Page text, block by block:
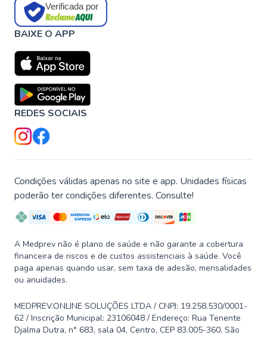
Verificada por
BAIXE O APP
REDES SOCIAIS
Condições válidas apenas no site e app. Unidades físicas
poderão ter condições diferentes. Consulte!
A Medprev não é plano de saúde e não garante a cobertura
financeira de riscos e de custos assistenciais à saúde. Você
paga apenas quando usar, sem taxa de adesão, mensalidades
ou anuidades.
MEDPREV.ONLINE SOLUÇÕES LTDA / CNPJ: 19.258.530/0001-
62 / Inscrição Municipal: 23106048 / Endereço: Rua Tenente
Djalma Dutra, n° 683, sala 04, Centro, CEP 83.005-360, São